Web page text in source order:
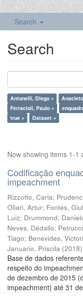
Search
Search
Antonelli, Diego ×
Ferracioli, Paulo ×
true ×
Dataset ×
Now showing items 1-1
Codificação
impeachment
Rizzotto, Carla;
Oliari, Artur; Fontes,
Luiz; Drummond,
Neves, Dédallo;
Tiago; Benevides,
Januario, Priscila (2018)
Base de dados
respeito do
de dezembro de 2015
impeachment) até 31